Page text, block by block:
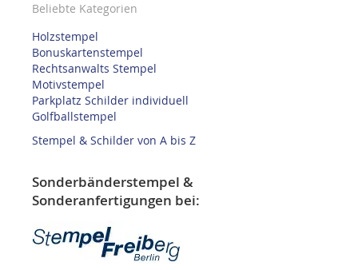
Beliebte Kategorien
Holzstempel
Bonuskartenstempel
Rechtsanwalts Stempel
Motivstempel
Parkplatz Schilder individuell
Golfballstempel
Stempel & Schilder von A bis Z
Sonderbänderstempel &
Sonderanfertigungen bei: